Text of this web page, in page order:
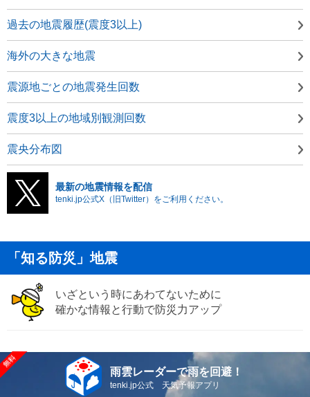
過去の地震履歴(震度3以上)
海外の大きな地震
震源地ごとの地震発生回数
震度3以上の地域別観測回数
震央分布図
最新の地震情報を配信
tenki.jp公式X（旧Twitter）をご利用ください。
「知る防災」地震
いざという時にあわてないために
確かな情報と行動で防災力アップ
雨雲レーダーで雨を回避！
tenki.jp公式 天気予報アプリ